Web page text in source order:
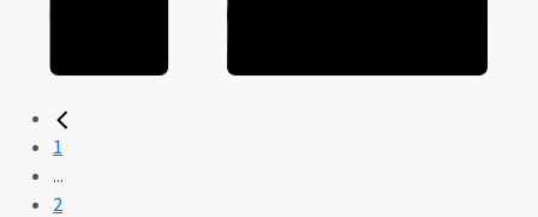
1
...
2